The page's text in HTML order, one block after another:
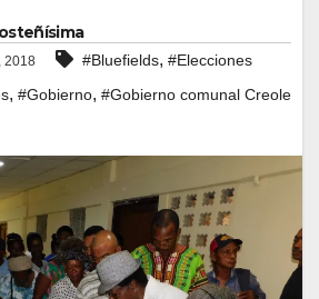
2018 #Bluefields, #Elecciones
, #Gobierno, #Gobierno comunal Creole